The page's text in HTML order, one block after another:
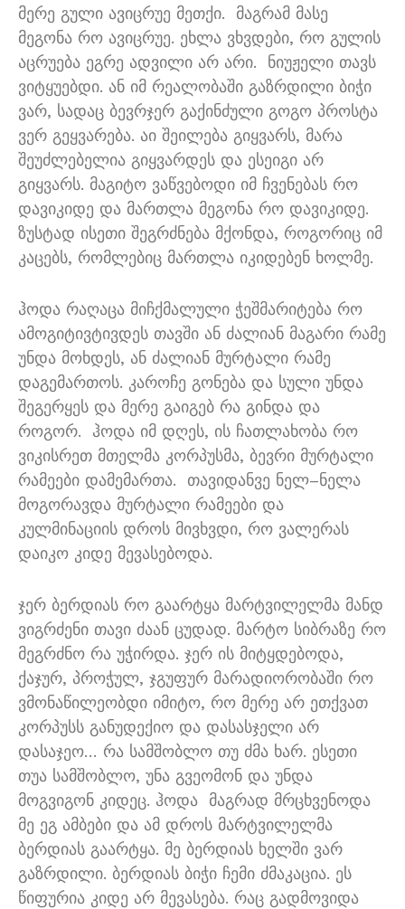
მერე გული ავიცრუე მეთქი.
მაგრამ მასე
მეგონა რო ავიცრუე. ეხლა ვხვდები, რო გულის
აცრუება ეგრე ადვილი არ არი.
ნიუჟელი თავს
ვიტყუებდი. ან იმ რეალობაში გაზრდილი ბიჭი
ვარ, სადაც ბევრჯერ გაქინძული გოგო პროსტა
ვერ გეყვარება. აი შეილება გიყვარს, მარა
შეუძლებელია გიყვარდეს და ესეიგი არ
გიყვარს. მაგიტო ვაწვებოდი იმ ჩვენებას რო
დავიკიდე და მართლა მეგონა რო დავიკიდე.
ზუსტად ისეთი შეგრძნება მქონდა, როგორიც იმ
კაცებს, რომლებიც მართლა იკიდებენ ხოლმე.
ჰოდა რაღაცა მიჩქმალული ჭეშმარიტება რო
ამოგიტივტივდეს თავში ან ძალიან მაგარი რამე
უნდა მოხდეს, ან ძალიან მურტალი რამე
დაგემართოს. კაროჩე გონება და სული უნდა
შეგერყეს და მერე გაიგებ რა გინდა და
როგორ. ჰოდა იმ დღეს, ის ჩათლახობა რო
ვიკისრეთ მთელმა კორპუსმა, ბევრი მურტალი
რამეები დამემართა. თავიდანვე ნელ–ნელა
მოგორავდა მურტალი რამეები და
კულმინაციის დროს მივხვდი, რო ვალერას
დაიკო კიდე მევასებოდა.
ჯერ ბერდიას რო გაარტყა მარტვილელმა მანდ
ვიგრძენი თავი ძაან ცუდად. მარტო სიბრაზე რო
მეგრძნო რა უჭირდა. ჯერ ის მიტყდებოდა,
ქაჯურ, პროჭულ, ჯგუფურ მარადიორობაში რო
ვმონაწილეობდი იმიტო, რო მერე არ ეთქვათ
კორპუსს განუდექიო და დასასჯელი არ
დასაჯეო… რა სამშობლო თუ ძმა ხარ. ესეთი
თუა სამშობლო, უნა გვეომონ და უნდა
მოგვიგონ კიდეც. ჰოდა
მაგრად მრცხვენოდა
მე ეგ ამბები და ამ დროს მარტვილელმა
ბერდიას გაარტყა. მე ბერდიას ხელში ვარ
გაზრდილი. ბერდიას ბიჭი ჩემი ძმაკაცია. ეს
წიფურია კიდე არ მევასება. რაც გადმოვიდა